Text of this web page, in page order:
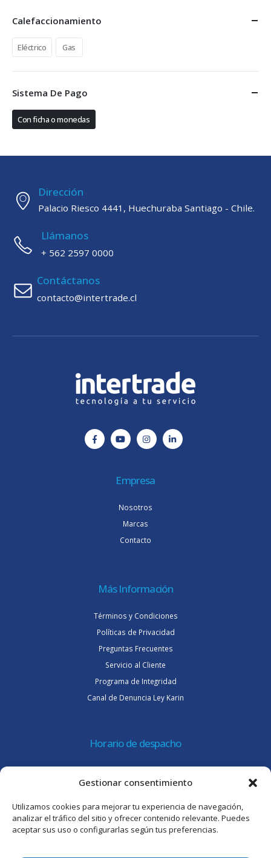
Gestionar consentimiento
Utilizamos cookies para mejorar tu experiencia de navegación,
analizar el tráfico del sitio y ofrecer contenido relevante. Puedes
aceptar sus uso o configurarlas según tus preferencias.
Calefaccionamiento
Eléctrico Gas
Sistema De Pago
Con ficha o monedas
Dirección
Palacio Riesco 4441, Huechuraba Santiago - Chile.
Llámanos
+ 562 2597 0000
Contáctanos
contacto@intertrade.cl
Empresa
Nosotros
Marcas
Contacto
Más Información
Términos y Condiciones
Políticas de Privacidad
Preguntas Frecuentes
Servicio al Cliente
Programa de Integridad
Canal de Denuncia Ley Karin
Horario de despacho
Viernes 8:30 a 15:30 hrs.
Atención al cliente
Lunes a jueves de 09:00 a 17:45 hrs.